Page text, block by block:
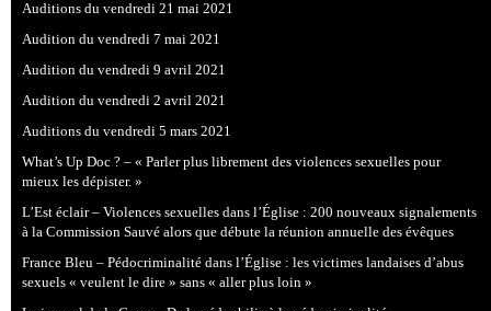
Auditions du vendredi 21 mai 2021
Audition du vendredi 7 mai 2021
Audition du vendredi 9 avril 2021
Audition du vendredi 2 avril 2021
Auditions du vendredi 5 mars 2021
What’s Up Doc ? – « Parler plus librement des violences sexuelles pour
mieux les dépister. »
L’Est éclair – Violences sexuelles dans l’Église : 200 nouveaux signalements
à la Commission Sauvé alors que débute la réunion annuelle des évêques
France Bleu – Pédocriminalité dans l’Église : les victimes landaises d’abus
sexuels « veulent le dire » sans « aller plus loin »